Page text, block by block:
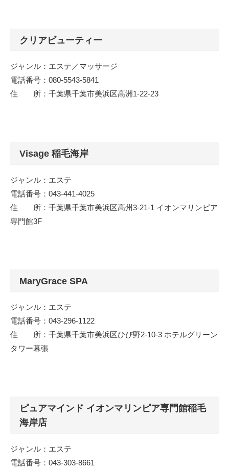
クリアビューティー
ジャンル：エステ／マッサージ
電話番号：080-5543-5841
住 所：千葉県千葉市美浜区高洲1‐22‐23
Visage 稲毛海岸
ジャンル：エステ
電話番号：043-441-4025
住 所：千葉県千葉市美浜区高州3-21-1 イオンマリンピア
専門館3F
MaryGrace SPA
ジャンル：エステ
電話番号：043-296-1122
住 所：千葉県千葉市美浜区ひび野2-10-3 ホテルグリーン
タワー幕張
ピュアマインド イオンマリンピア専門館稲毛
海岸店
ジャンル：エステ
電話番号：043-303-8661